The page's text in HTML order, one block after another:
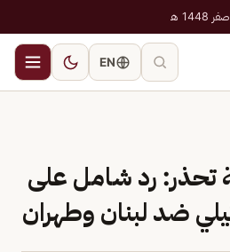
EN
تحذر: رد شامل على
ضد لبنان وطهران